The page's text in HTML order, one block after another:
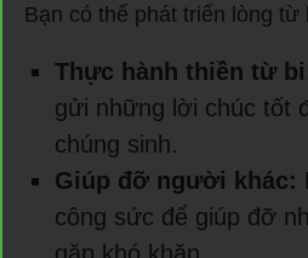
Bạn có thể phát triển lòng từ
Thực hành thiền từ
gửi những lời chúc tốt
chúng sinh.
Giúp đỡ người khác:
công sức để giúp đỡ